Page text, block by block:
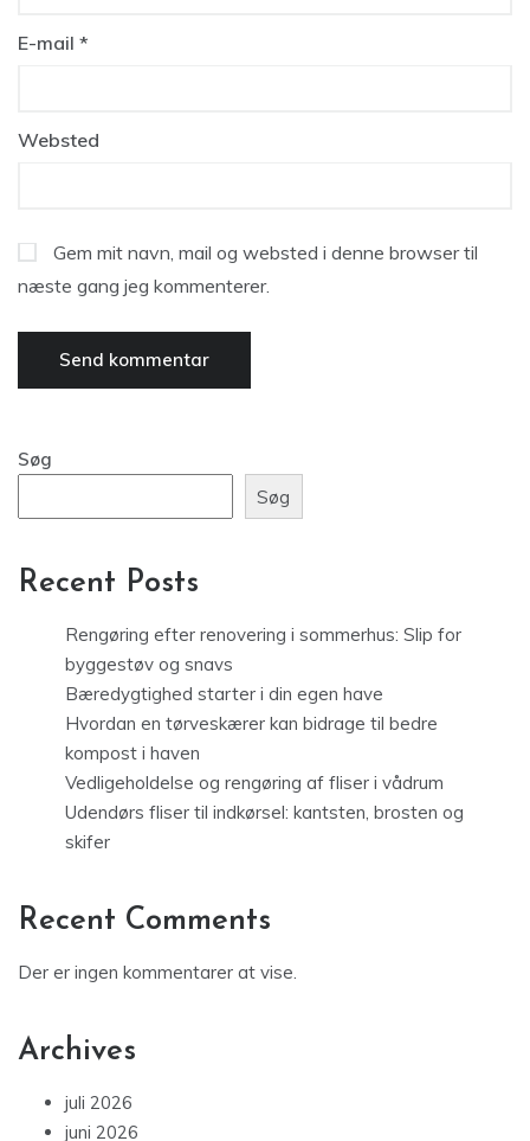
E-mail *
Websted
Gem mit navn, mail og websted i denne browser til
næste gang jeg kommenterer.
Søg
Søg
Recent Posts
Rengøring efter renovering i sommerhus: Slip for
byggestøv og snavs
Bæredygtighed starter i din egen have
Hvordan en tørveskærer kan bidrage til bedre
kompost i haven
Vedligeholdelse og rengøring af fliser i vådrum
Udendørs fliser til indkørsel: kantsten, brosten og
skifer
Recent Comments
Der er ingen kommentarer at vise.
Archives
juli 2026
juni 2026